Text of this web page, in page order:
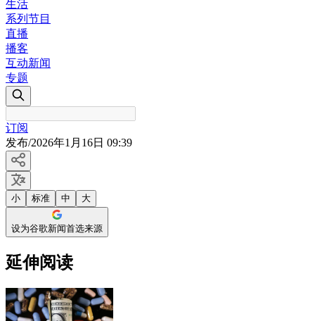
生活
系列节目
直播
播客
互动新闻
专题
订阅
发布/2026年1月16日 09:39
小 标准 中 大
设为谷歌新闻首选来源
延伸阅读